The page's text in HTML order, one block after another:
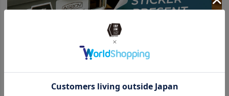
ITEM キッチン・インテリア・収納 キッチンツール
AS2OV アッソブ
AS2OV アッソブ アイテム別 アウトドアアイテム